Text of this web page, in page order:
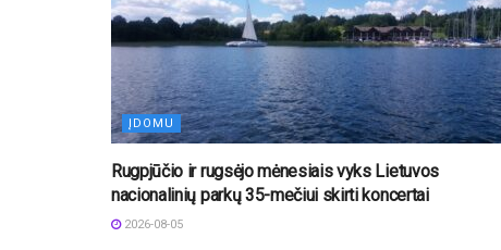
ĮDOMU
Rugpjūčio ir rugsėjo mėnesiais vyks Lietuvos
nacionalinių parkų 35-mečiui skirti koncertai
2026-08-05